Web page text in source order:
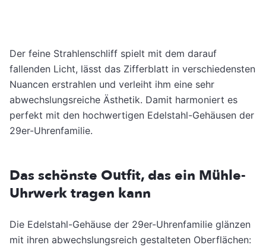
Der feine Strahlenschliff spielt mit dem darauf
fallenden Licht, lässt das Zifferblatt in verschiedensten
Nuancen erstrahlen und verleiht ihm eine sehr
abwechslungsreiche Ästhetik. Damit harmoniert es
perfekt mit den hochwertigen Edelstahl-Gehäusen der
29er-Uhrenfamilie.
Das schönste Outfit, das ein Mühle-
Uhrwerk tragen kann
Die Edelstahl-Gehäuse der 29er-Uhrenfamilie glänzen
mit ihren abwechslungsreich gestalteten Oberflächen: